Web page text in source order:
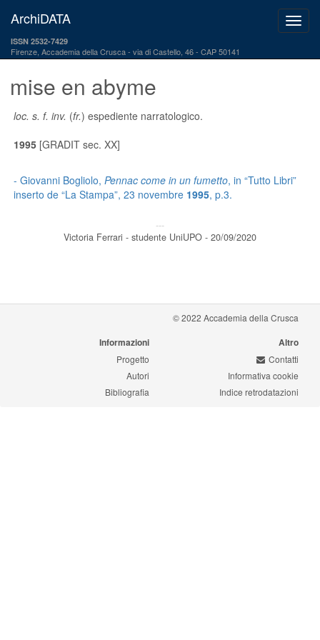
ArchiDATA
ISSN 2532-7429
Firenze, Accademia della Crusca via di Castello, 46 - CAP 50141
mise en abyme
loc. s. f. inv. (fr.) espediente narratologico.
1995[GRADIT sec. XX]
- Giovanni Bogliolo, Pennac come in un fumetto, in “Tutto Libri”
inserto de “La Stampa”, 23 novembre 1995, p.3.
---
Victoria Ferrari - studente UniUPO - 20/09/2020
© 2022 Accademia della Crusca
Informazioni
Progetto
Autori
Bibliografia
Altro
Contatti
Informativa cookie
Indice retrodatazioni